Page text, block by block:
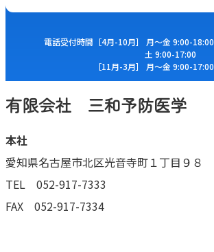
電話受付時間 ［4⽉-10⽉］ ⽉〜⾦ 9:00-18:00
⼟ 9:00-17:00
［11⽉-3⽉］ ⽉〜⾦ 9:00-17:00
有限会社 三和予防医学
本社
愛知県名古屋市北区光音寺町１丁目９８
TEL 052-917-7333
FAX 052-917-7334